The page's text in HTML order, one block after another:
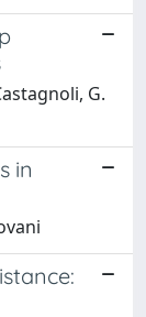
G.
in